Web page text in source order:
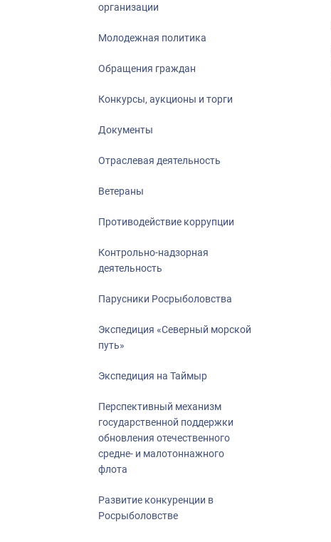
организации
Молодежная политика
Обращения граждан
Конкурсы, аукционы и торги
Документы
Отраслевая деятельность
Ветераны
Противодействие коррупции
Контрольно-надзорная
деятельность
Парусники Росрыболовства
Экспедиция «Северный морской
путь»
Экспедиция на Таймыр
Перспективный механизм
государственной поддержки
обновления отечественного
средне- и малотоннажного
флота
Развитие конкуренции в
Росрыболовстве